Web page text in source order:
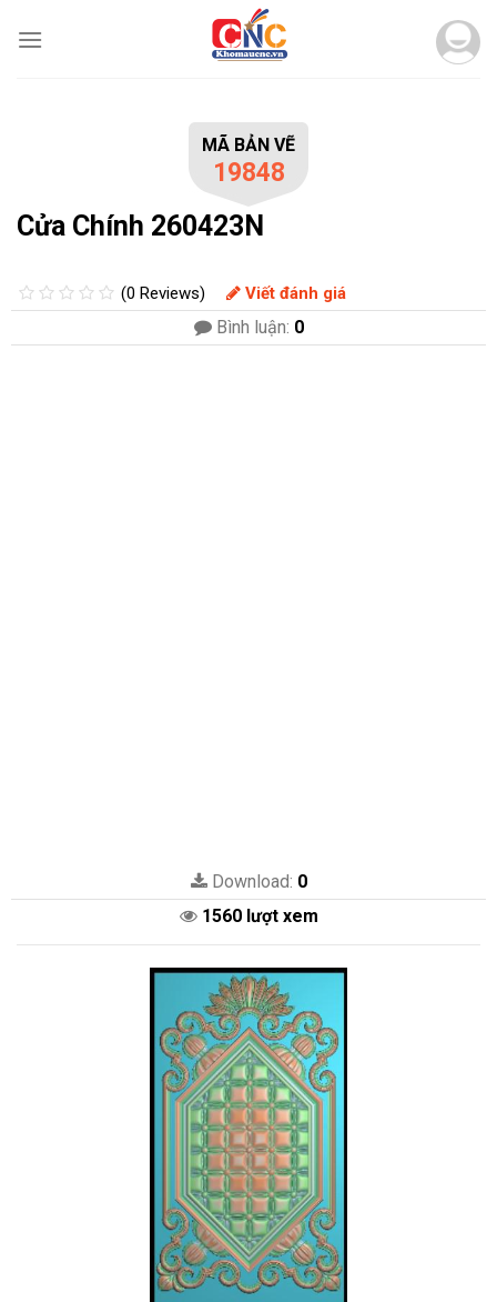
MÃ BẢN VẼ
19848
Cửa Chính 260423N
(0 Reviews) Viết đánh giá
Bình luận: 0
Download: 0
1560 lượt xem